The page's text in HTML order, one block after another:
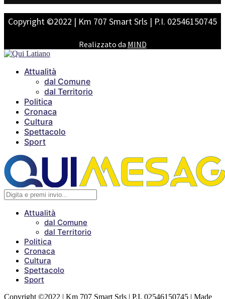
Copyright ©2022 | Km 707 Smart Srls | P.I. 02546150745
Realizzato da MIND
Attualità
dal Comune
dal Territorio
Politica
Cronaca
Cultura
Spettacolo
Sport
Attualità
dal Comune
dal Territorio
Politica
Cronaca
Cultura
Spettacolo
Sport
Copyright ©2022 | Km 707 Smart Srls | P.I. 02546150745 | Made